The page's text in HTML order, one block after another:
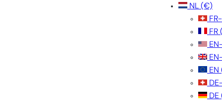
NL (€)
FR
EN
DE